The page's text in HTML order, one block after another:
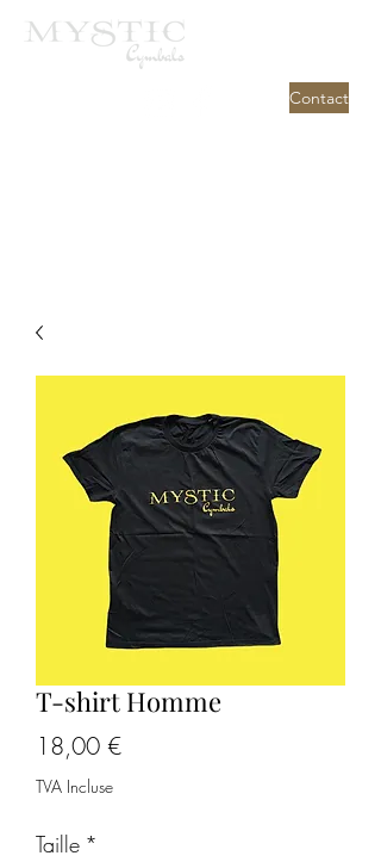
Contact
T-shirt Homme
18,00 €Prix
TVA Incluse
Taille *